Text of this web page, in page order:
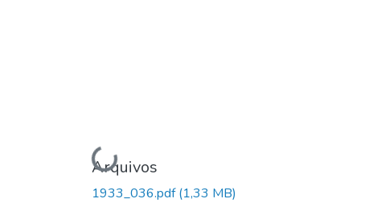
Carregando...
Arquivos
1933_036.pdf(1,33 MB)